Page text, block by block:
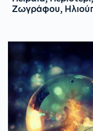
Ζωγράφου,